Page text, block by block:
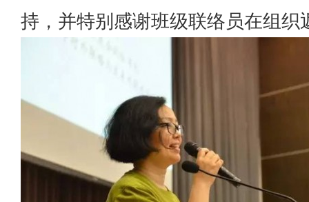
持，并特别感谢班级联络员在组